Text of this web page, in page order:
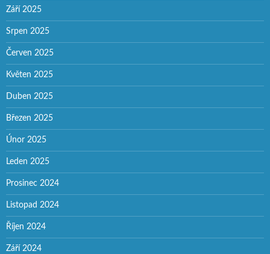
Září 2025
Srpen 2025
Červen 2025
Květen 2025
Duben 2025
Březen 2025
Únor 2025
Leden 2025
Prosinec 2024
Listopad 2024
Říjen 2024
Září 2024